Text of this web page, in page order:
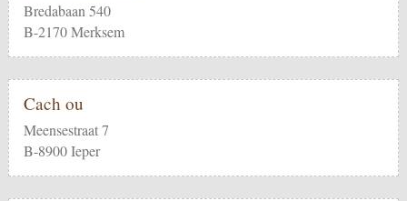
Bredabaan 540
B-2170 Merksem
Cach ou
Meensestraat 7
B-8900 Ieper